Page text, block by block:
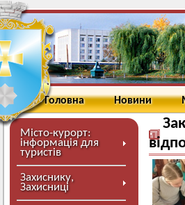
Головна Новини
Місто-курорт:
інформація для
туристів
Захиснику,
Захисниці